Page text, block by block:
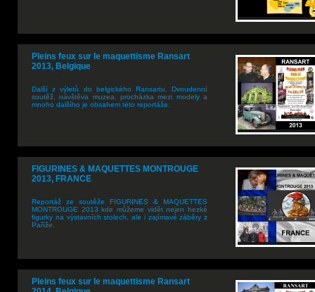
Pleins feux sur le maquettisme Ransart
2013, Belgique
Další z výletů do belgického Ransartu. Dvoudenní
soutěž, návštěva muzea, procházka mezi modely a
mnoho dalšího je obsahem této reportáže.
FIGURINES & MAQUETTES MONTROUGE
2013, FRANCE
Reportáž ze soutěže FIGURINES & MAQUETTES
MONTROUGE 2013 kde můžeme vidět nejen hezké
figurky na výstavních stolech, ale i zajímavé záběry z
Paříže.
Pleins feux sur le maquettisme Ransart